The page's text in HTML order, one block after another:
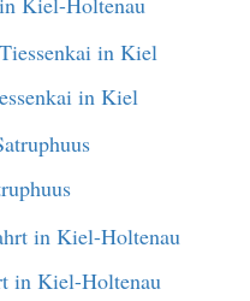
in Kiel
in Kiel-Holtenau